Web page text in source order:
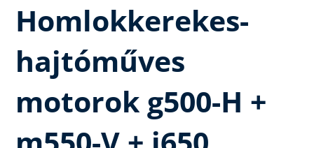
Homlokkerekes-
hajtóműves
motorok g500-H +